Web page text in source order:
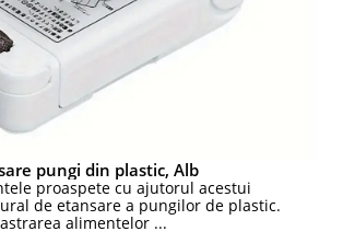
pungi din plastic, Alb
proaspete cu ajutorul acestui
de etansare a pungilor de plastic.
alimentelor ...